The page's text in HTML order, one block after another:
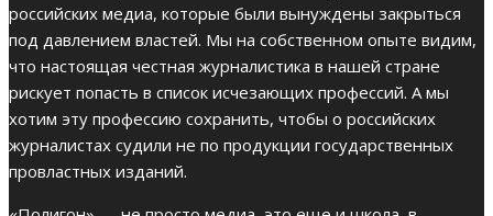
российских медиа, которые были вынуждены закрыться
под давлением властей. Мы на собственном опыте видим,
что настоящая честная журналистика в нашей стране
рискует попасть в список исчезающих профессий. А мы
хотим эту профессию сохранить, чтобы о российских
журналистах судили не по продукции государственных
провластных изданий.